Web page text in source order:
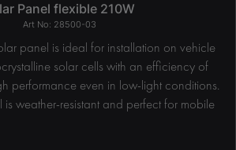
Panel flexible 210W
28500-03
panel is ideal for installation on vehicle
solar cells with an efficiency of
performance even in low-light conditions.
is weather-resistant and perfect for mobile